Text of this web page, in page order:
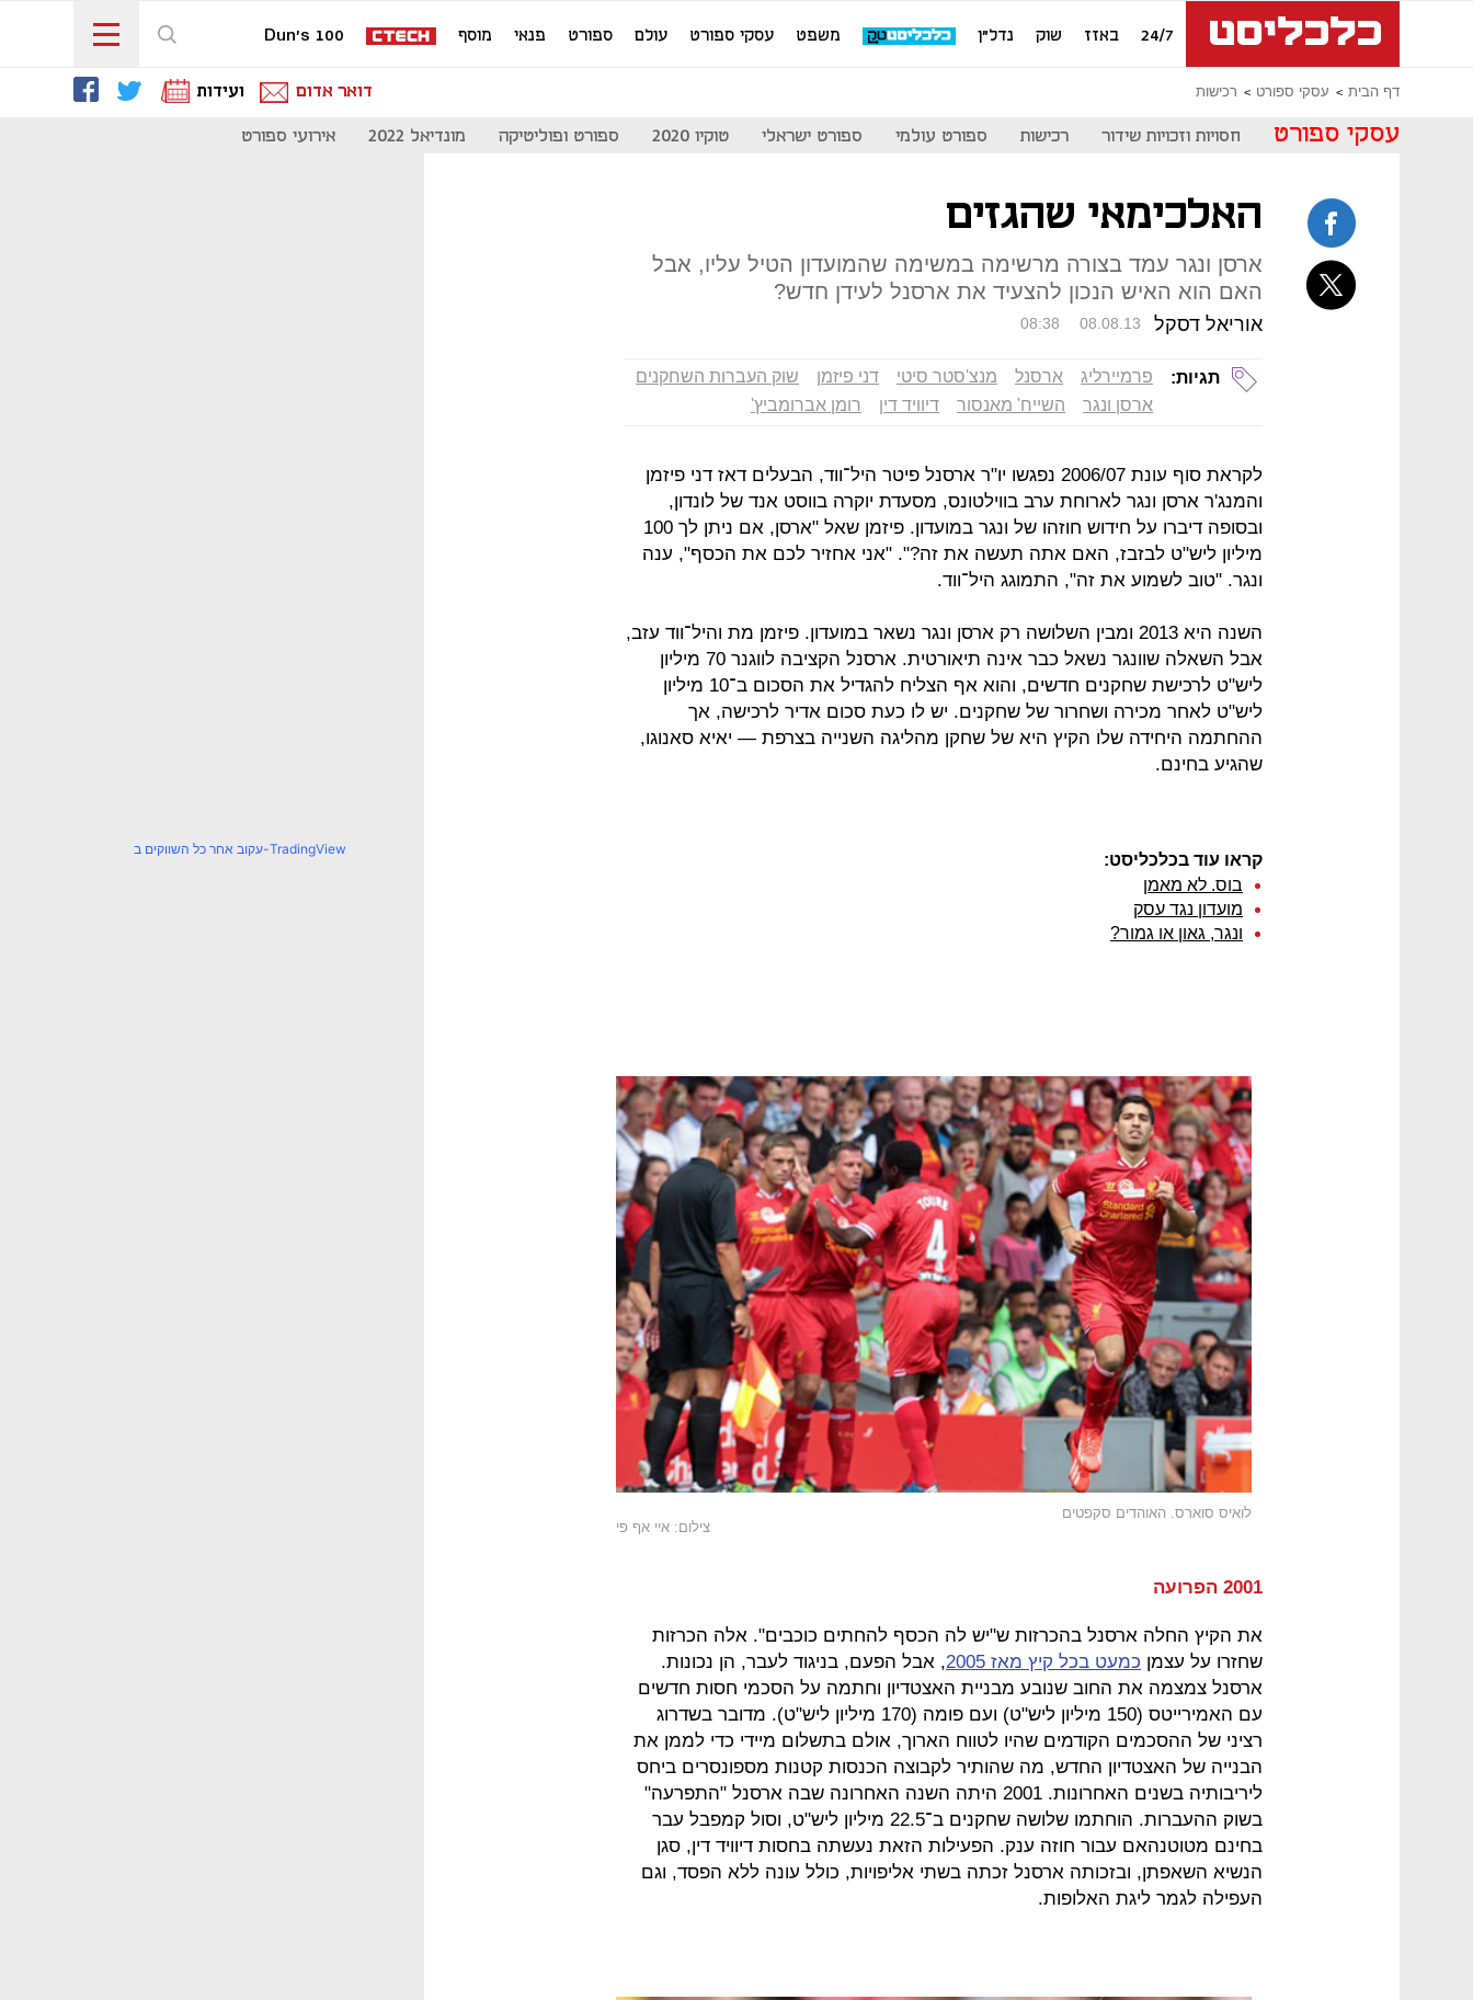
24/7 באזז שוק נדל"ן משפט עסקי ספורט עולם ספורט פנאי מוסף Dun's 100
דף הבית עסקי ספורט רכישות דואר אדום ועידות
עסקי ספורט חסויות וזכויות שידור רכישות ספורט עולמי ספורט ישראלי טוקיו 2020 ספורט ופוליטיקה מונדיאל 2022 אירועי ספורט
האלכימאי שהגזים
ארסן ונגר עמד בצורה מרשימה במשימה שהמועדון הטיל עליו, אבל
האם הוא האיש הנכון להצעיד את ארסנל לעידן חדש?
אוריאל דסקל 08:38 08.08.13
תגיות: פרמיירליג ארסנל מנצ'סטר סיטי דני פיזמן
שוק העברות השחקנים
ארסן ונגר
השייח' מאנסור דיוויד דין רומן אברומביץ'
לקראת סוף עונת 2006/07 נפגשו יו"ר ארסנל פיטר היל־ווד, הבעלים דאז דני פיזמן
והמנג'ר ארסן ונגר לארוחת ערב בווילטונס, מסעדת יוקרה בווסט אנד של לונדון,
ובסופה דיברו על חידוש חוזהו של ונגר במועדון. פיזמן שאל "ארסן, אם ניתן לך 100
מיליון ליש"ט לבזבז, האם אתה תעשה את זה?". "אני אחזיר לכם את הכסף", ענה
ונגר. "טוב לשמוע את זה", התמוגג היל־ווד.
השנה היא 2013 ומבין השלושה רק ארסן ונגר נשאר במועדון. פיזמן מת והיל־ווד עזב,
אבל השאלה שוונגר נשאל כבר אינה תיאורטית. ארסנל הקציבה לווגנר 70 מיליון
ליש"ט לרכישת שחקנים חדשים, והוא אף הצליח להגדיל את הסכום ב־10 מיליון
ליש"ט לאחר מכירה ושחרור של שחקנים. יש לו כעת סכום אדיר לרכישה, אך
ההחתמה היחידה שלו הקיץ היא של שחקן מהליגה השנייה בצרפת — יאיא סאנוגו,
שהגיע בחינם.
קראו עוד בכלכליסט:
בוס. לא מאמן
מועדון נגד עסק
ונגר, גאון או גמור?
לואיס סוארס. האוהדים סקפטים
צילום: איי אף פי
2001 הפרועה
את הקיץ החלה ארסנל בהכרזות ש"יש לה הכסף להחתים כוכבים". אלה הכרזות
שחזרו על עצמן כמעט בכל קיץ מאז 2005
, אבל הפעם, בניגוד לעבר, הן נכונות.
ארסנל צמצמה את החוב שנובע מבניית האצטדיון וחתמה על הסכמי חסות חדשים
עם האמירייטס (150 מיליון ליש"ט) ועם פומה (170 מיליון ליש"ט). מדובר בשדרוג
רציני של ההסכמים הקודמים שהיו לטווח הארוך, אולם בתשלום מיידי כדי לממן את
הבנייה של האצטדיון החדש, מה שהותיר לקבוצה הכנסות קטנות מספונסרים ביחס
ליריבותיה בשנים האחרונות. 2001 היתה השנה האחרונה שבה ארסנל "התפרעה"
בשוק ההעברות. הוחתמו שלושה שחקנים ב־22.5 מיליון ליש"ט, וסול קמפבל עבר
בחינם מטוטנהאם עבור חוזה ענק. הפעילות הזאת נעשתה בחסות דיוויד דין, סגן
הנשיא השאפתן, ובזכותה ארסנל זכתה בשתי אליפויות, כולל עונה ללא הפסד, וגם
העפילה לגמר ליגת האלופות.
עקוב אחר כל השווקים ב-TradingView